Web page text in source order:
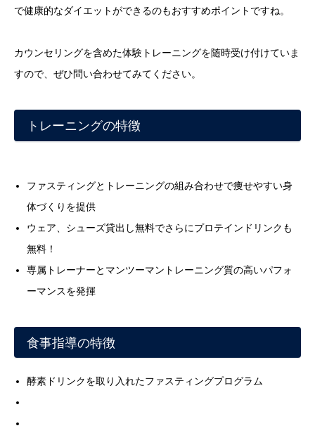
で健康的なダイエットができるのもおすすめポイントですね。
カウンセリングを含めた体験トレーニングを随時受け付けていま
すので、ぜひ問い合わせてみてください。
トレーニングの特徴
ファスティングとトレーニングの組み合わせで痩せやすい身
体づくりを提供
ウェア、シューズ貸出し無料でさらにプロテインドリンクも
無料！
専属トレーナーとマンツーマントレーニング質の高いパフォ
ーマンスを発揮
食事指導の特徴
酵素ドリンクを取り入れたファスティングプログラム